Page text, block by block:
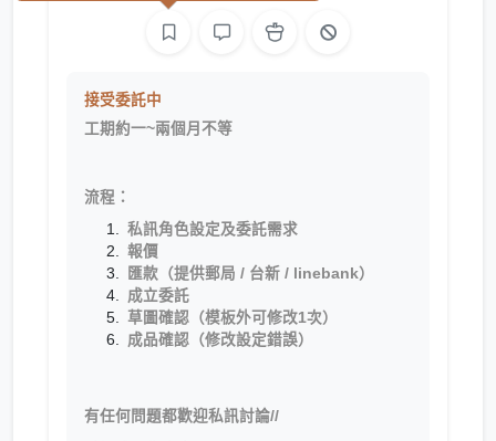
接受委託中
工期約一~兩個月不等
流程：
私訊角色設定及委託需求
報價
匯款（提供郵局 / 台新 / linebank）
成立委託
草圖確認（模板外可修改1次）
成品確認（修改設定錯誤）
有任何問題都歡迎私訊討論//